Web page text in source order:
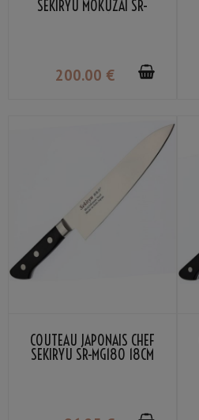
SEKIRYU MOKUZAI SR-
200.00 €
COUTEAU JAPONAIS CHEF
SEKIRYU SR-MG180 18CM